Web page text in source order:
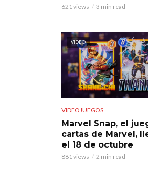
621 views 3 min read
VIDEO
VIDEOJUEGOS
Marvel Snap, el
cartas de Marvel,
el 18 de octubre
881 views 2 min read